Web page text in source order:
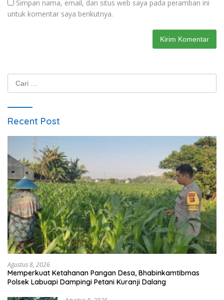
Simpan nama, email, dan situs web saya pada peramban ini
untuk komentar saya berikutnya.
Cari
untuk:
Recent Post
Agustus 8, 2026
Memperkuat Ketahanan Pangan Desa, Bhabinkamtibmas
Polsek Labuapi Dampingi Petani Kuranji Dalang